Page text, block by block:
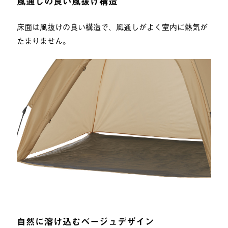
床面は風抜けの良い構造で、風通しがよく室内に熱気が
たまりません。
自然に溶け込むベージュデザイン